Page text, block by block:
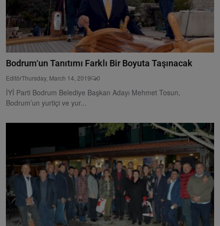
Bodrum‘un Tanıtımı Farklı Bir Boyuta Taşınacak
EditörThursday, March 14, 2019 0
İYİ Parti Bodrum Belediye Başkan Adayı Mehmet Tosun,
Bodrum’un yurtiçi ve yur...